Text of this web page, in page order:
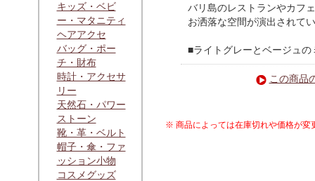
キッズ・ベビ
ー・マタニティ
ヘアアクセ
バッグ・ポー
チ・財布
時計・アクセサ
リー
天然石・パワー
ストーン
靴・革・ベルト
帽子・傘・ファ
ッション小物
コスメグッズ
バリ島のレストランやカフ
お洒落な空間が演出されて
■ライトグレーとベージュ
この商品
※ 商品によっては在庫切れや価格が変